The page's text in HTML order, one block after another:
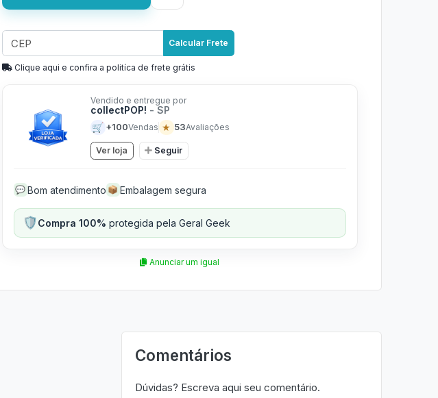
Calcular Frete
Clique aqui e confira a politíca de frete grátis
Vendido e entregue por
collectPOP! - SP
🛒 +100Vendas ★ 53Avaliações
Ver loja Seguir
💬 Bom atendimento 📦 Embalagem segura
🛡️Compra 100% protegida pela Geral Geek
Anunciar um igual
Comentários
Dúvidas? Escreva aqui seu comentário.